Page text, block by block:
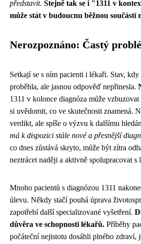
představit. Stejně tak se i "1311 v
může stát v budoucnu běžnou součástí
Nerozpoznáno: Častý
Setkají se s ním pacienti i lékaři. Stav, kdy
proběhla, ale jasnou odpověď nepřinesla.
1311 v kolonce diagnóza může
si uvědomit, co ve skutečnosti znamená.
verdikt, ale spíše o výzvu k dalšímu
má k dispozici stále nové a přesnější
co dnes zůstává skryto, může být zítra
neztrácet naději a aktivně spolupracovat s
Mnoho pacientů s diagnózou 1311
úlevu. Někdy stačí pouhá úprava
zapotřebí další specializované vyšetření.
důvěra ve schopnosti lékařů. Příběhy
počáteční nejistotu dosáhli plného zdraví,